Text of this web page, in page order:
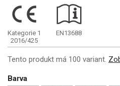
Kategorie 1
2016/425
EN13688
Tento produkt má 100 variant.
Barva